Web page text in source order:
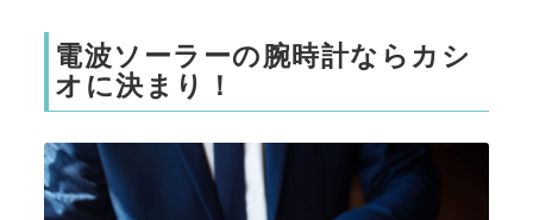
電波ソーラーの腕時計ならカシ
オに決まり！